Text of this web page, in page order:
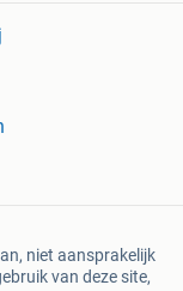
niet aansprakelijk
van deze site,